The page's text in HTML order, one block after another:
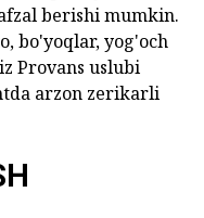
berishi mumkin.
bo'yoqlar, yog'och
Provans uslubi
arzon zerikarli